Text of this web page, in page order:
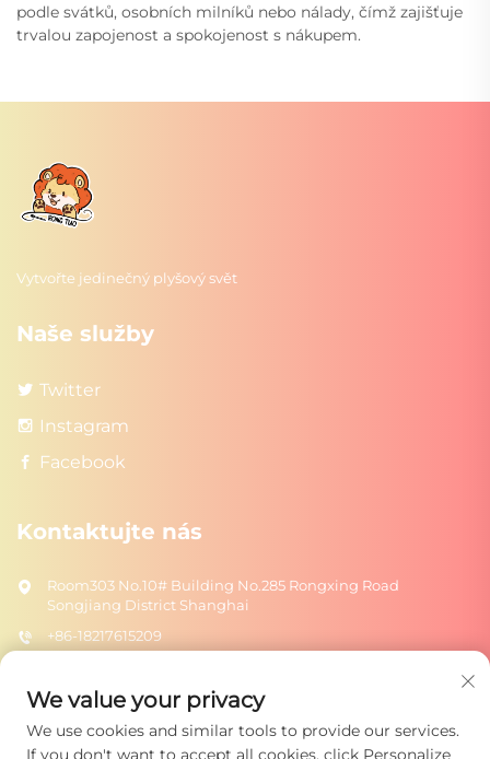
podle svátků, osobních milníků nebo nálady, čímž zajišťuje
trvalou zapojenost a spokojenost s nákupem.
Vytvořte jedinečný plyšový svět
Naše služby
Twitter
Instagram
Facebook
Kontaktujte nás
Room303 No.10# Building No.285 Rongxing Road
Songjiang District Shanghai
+86-18217615209
Odeslat
We value your privacy
We use cookies and similar tools to provide our services.
If you don't want to accept all cookies, click Personalize